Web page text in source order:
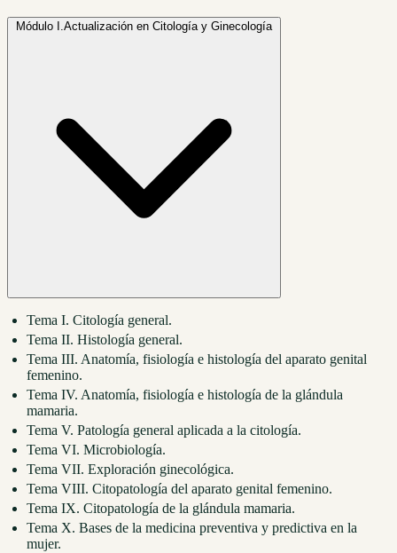
Módulo I. Actualización en Citología y Ginecología
Tema I. Citología general.
Tema II. Histología general.
Tema III. Anatomía, fisiología e histología del aparato genital
femenino.
Tema IV. Anatomía, fisiología e histología de la glándula
mamaria.
Tema V. Patología general aplicada a la citología.
Tema VI. Microbiología.
Tema VII. Exploración ginecológica.
Tema VIII. Citopatología del aparato genital femenino.
Tema IX. Citopatología de la glándula mamaria.
Tema X. Bases de la medicina preventiva y predictiva en la
mujer.